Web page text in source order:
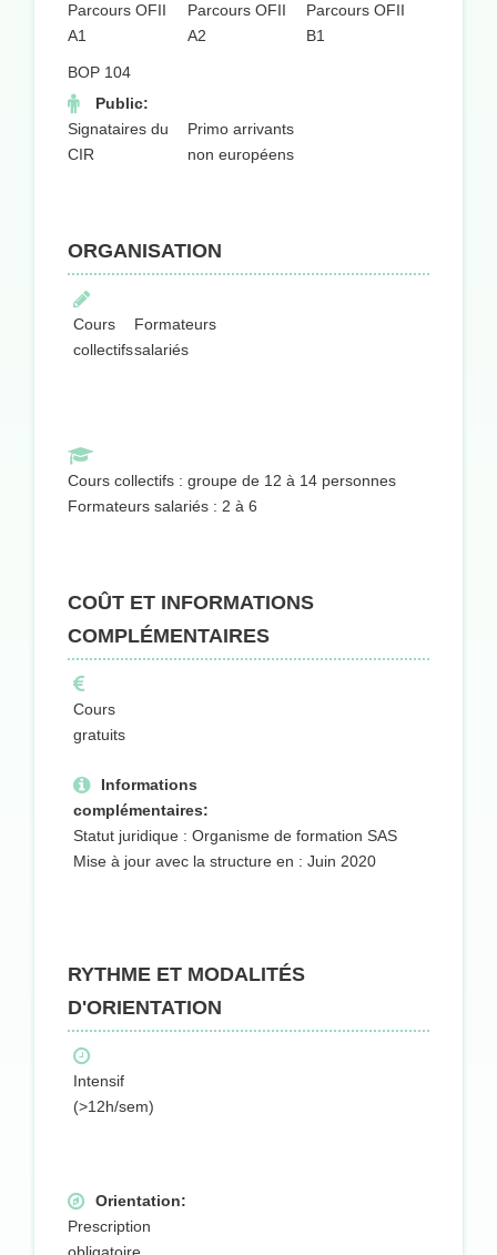
Parcours OFII
A1
Parcours OFII
A2
Parcours OFII
B1
BOP 104
Public:
Signataires du
CIR
Primo arrivants
non européens
ORGANISATION
Cours
collectifs
Formateurs
salariés
Cours collectifs : groupe de 12 à 14 personnes
Formateurs salariés : 2 à 6
COÛT ET INFORMATIONS
COMPLÉMENTAIRES
Cours
gratuits
Informations
complémentaires:
Statut juridique : Organisme de formation SAS
Mise à jour avec la structure en : Juin 2020
RYTHME ET MODALITÉS
D'ORIENTATION
Intensif
(>12h/sem)
Orientation:
Prescription